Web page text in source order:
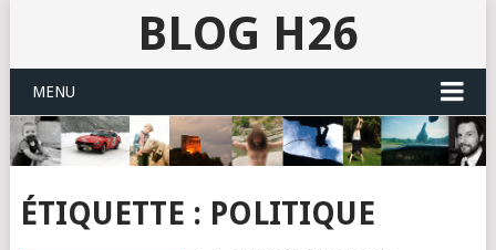
BLOG H26
MENU
ÉTIQUETTE : POLITIQUE